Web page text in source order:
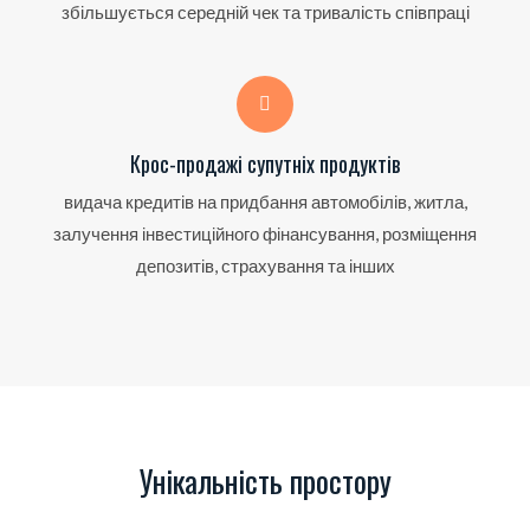
збільшується середній чек та тривалість співпраці
Крос-продажі супутніх продуктів
видача кредитів на придбання автомобілів, житла,
залучення інвестиційного фінансування, розміщення
депозитів, страхування та інших
Унікальність простору